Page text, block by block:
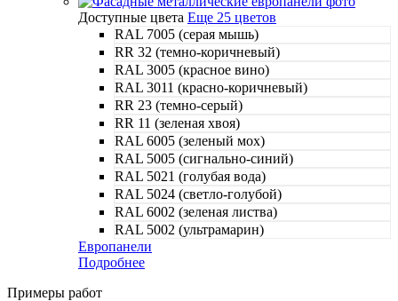
Доступные цвета Еще 25 цветов
RAL 7005 (серая мышь)
RR 32 (темно-коричневый)
RAL 3005 (красное вино)
RAL 3011 (красно-коричневый)
RR 23 (темно-серый)
RR 11 (зеленая хвоя)
RAL 6005 (зеленый мох)
RAL 5005 (сигнально-синий)
RAL 5021 (голубая вода)
RAL 5024 (светло-голубой)
RAL 6002 (зеленая листва)
RAL 5002 (ультрамарин)
Европанели
Подробнее
Примеры работ